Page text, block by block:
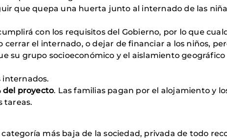
que quepa una huerta junto al internado de las
con los requisitos del Gobierno, por lo que
cerrar el internado, o dejar de financiar a los niños,
su grupo socioeconómico y el aislamiento geográfico
internados.
del proyecto. Las familias pagan por el alojamiento y
tareas.
más baja de la sociedad, privada de todo